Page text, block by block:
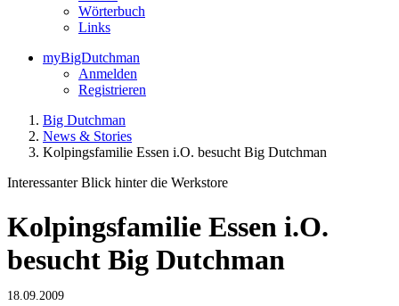
Wörterbuch
Links
myBigDutchman
Anmelden
Registrieren
Big Dutchman
News & Stories
Kolpingsfamilie Essen i.O. besucht Big Dutchman
Interessanter Blick hinter die Werkstore
Kolpingsfamilie Essen i.O.
besucht Big Dutchman
18.09.2009